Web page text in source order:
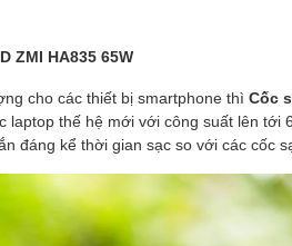
ZMI HA835 65W
cho các thiết bị smartphone thì Cốc
laptop thế hệ mới với công suất lên tới
đáng kể thời gian sạc so với các cốc